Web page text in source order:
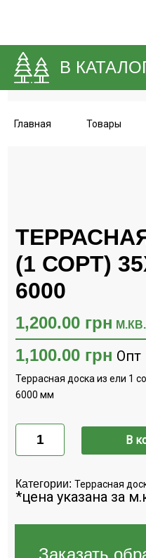
В
Главная Товары
(1 СОРТ)
6000
1,200.00 грн М.КВ.
1,100.00 грн Опт
Террасная доска из ели 1
6000 мм
Количество
Террасная
доска
ель
сорт)
35х140х2000-
6000
В
Категории:Террасная
*цена указана за
Заказать